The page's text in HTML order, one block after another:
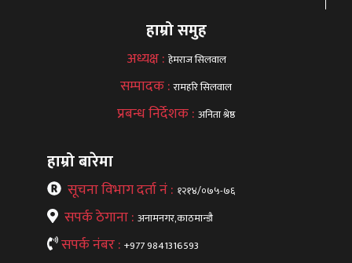
हाम्रो समुह
अध्यक्ष : हेमराज सिलवाल
सम्पादक :रामहरि सिलवाल
प्रबन्ध निर्देशक : अनिता श्रेष्ठ
हाम्रो बारेमा
सूचना विभाग दर्ता नं : १२१४/०७५-७६
सपर्क ठेगाना : अनामनगर,काठमान्डौ
सपर्क नंबर : +977 9841316593